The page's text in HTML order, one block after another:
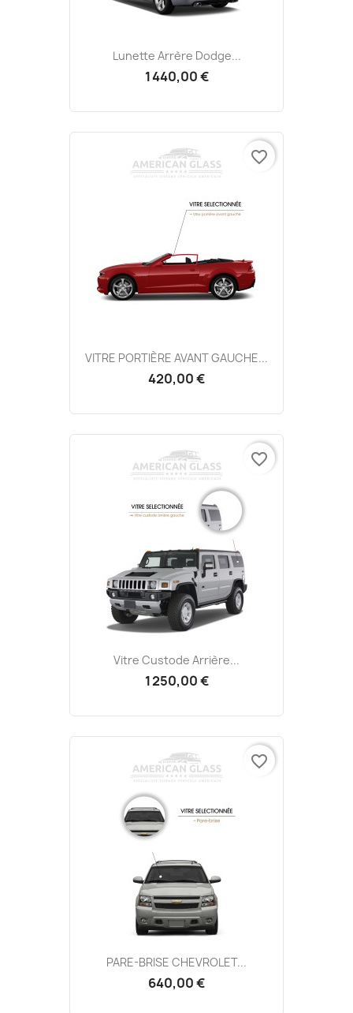
Lunette Arrère Dodge...
1 440,00 €
VITRE PORTIÈRE AVANT GAUCHE...
420,00 €
favorite_border
Vitre Custode Arrière...
1 250,00 €
favorite_border
PARE-BRISE CHEVROLET...
640,00 €
favorite_border